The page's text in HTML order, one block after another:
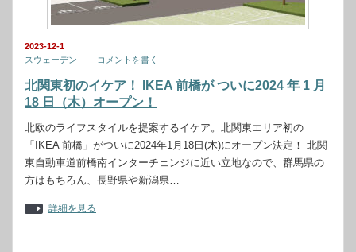
2023-12-1
スウェーデン
コメントを書く
北関東初のイケア！ IKEA 前橋が ついに2024 年 1 月
18 日（木）オープン！
北欧のライフスタイルを提案するイケア。北関東エリア初の
「IKEA 前橋」がついに2024年1月18日(木)にオープン決定！ 北関
東自動車道前橋南インターチェンジに近い立地なので、群馬県の
方はもちろん、長野県や新潟県…
詳細を見る